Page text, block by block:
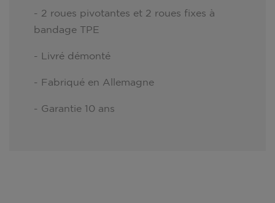
- 2 roues pivotantes et 2 roues fixes à
bandage TPE
- Livré démonté
- Fabriqué en Allemagne
- Garantie 10 ans